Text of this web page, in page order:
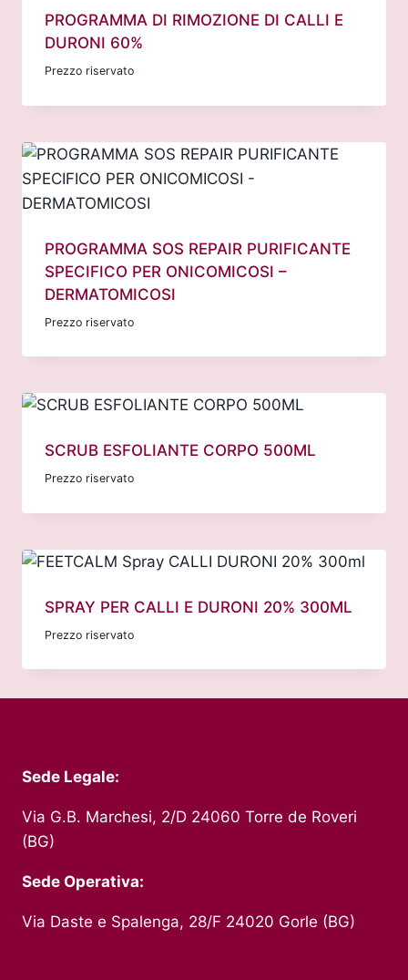
PROGRAMMA DI RIMOZIONE DI CALLI E
DURONI 60%
Prezzo riservato
PROGRAMMA SOS REPAIR PURIFICANTE
SPECIFICO PER ONICOMICOSI –
DERMATOMICOSI
Prezzo riservato
SCRUB ESFOLIANTE CORPO 500ML
Prezzo riservato
SPRAY PER CALLI E DURONI 20% 300ML
Prezzo riservato
Sede Legale:
Via G.B. Marchesi, 2/D 24060 Torre de Roveri
(BG)
Sede Operativa:
Via Daste e Spalenga, 28/F 24020 Gorle (BG)